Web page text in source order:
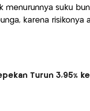
menurunnya suku
karena risikonya
Turun 3,95%